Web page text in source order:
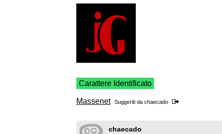
Carattere Identificato
Massenet Suggeriti da chaecado
chaecado